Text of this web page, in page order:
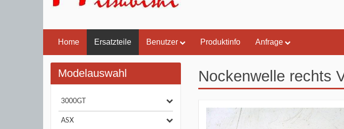
Home Ersatzteile Benutzer Produktinfo Anfrage
Nockenwelle rechts
Modelauswahl
3000GT
ASX